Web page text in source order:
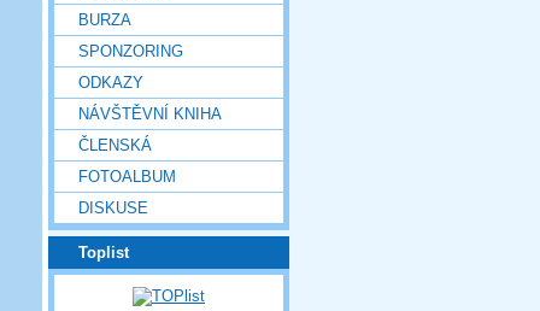
BURZA
SPONZORING
ODKAZY
NÁVŠTĚVNÍ KNIHA
ČLENSKÁ
FOTOALBUM
DISKUSE
Toplist